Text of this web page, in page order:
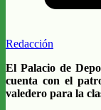
Redacción
El Palacio de
cuenta con el
valedero para la